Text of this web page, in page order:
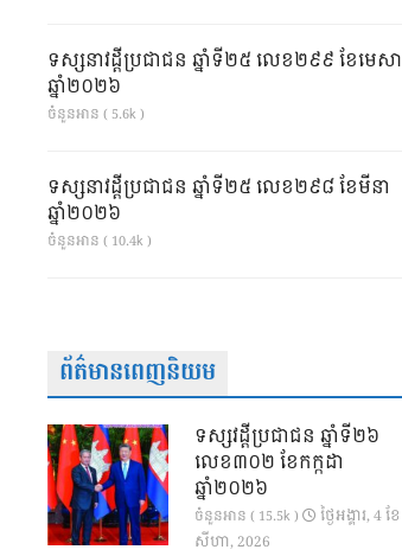
ទស្សនាវដ្ដីប្រជាជន ឆ្នាំទី២៥ លេខ២៩៩ ខែមេសា
ឆ្នាំ២០២៦
ចំនួនអាន ( 5.6k )
ទស្សនាវដ្ដីប្រជាជន ឆ្នាំទី២៥ លេខ២៩៨ ខែមីនា
ឆ្នាំ២០២៦
ចំនួនអាន ( 10.4k )
ព័ត៌មានពេញនិយម
ទស្សវដ្តីប្រជាជន ឆ្នាំទី២៦
លេខ៣០២ ខែកក្កដា
ឆ្នាំ២០២៦
ចំនួនអាន ( 15.5k )
ថ្ងៃ​អង្គារ, 4 ខែ​
សីហា, 2026